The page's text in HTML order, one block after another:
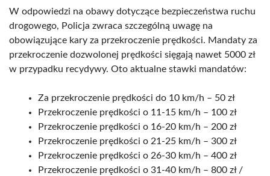
W odpowiedzi na obawy dotyczące bezpieczeństwa ruchu
drogowego, Policja zwraca szczególną uwagę na
obowiązujące kary za przekroczenie prędkości. Mandaty za
przekroczenie dozwolonej prędkości sięgają nawet 5000 zł
w przypadku recydywy. Oto aktualne stawki mandatów:
Za przekroczenie prędkości do 10 km/h – 50 zł
Przekroczenie prędkości o 11-15 km/h – 100 zł
Przekroczenie prędkości o 16-20 km/h – 200 zł
Przekroczenie prędkości o 21-25 km/h – 300 zł
Przekroczenie prędkości o 26-30 km/h – 400 zł
Przekroczenie prędkości o 31-40 km/h – 800 zł /